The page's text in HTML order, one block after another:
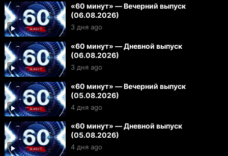
«60 минут» — Вечерний выпуск
(06.08.2026)
3 дня ago
«60 минут» — Дневной выпуск
(06.08.2026)
3 дня ago
«60 минут» — Вечерний выпуск
(05.08.2026)
4 дня ago
«60 минут» — Дневной выпуск
(05.08.2026)
4 дня ago